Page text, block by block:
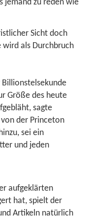
jemand zu reden wie
Sicht doch
wird als Durchbruch
Billionstelsekunde
Größe des heute
sagte
der Princeton
sei ein
und jeden
aufgeklärten
hat, spielt der
Artikeln natürlich